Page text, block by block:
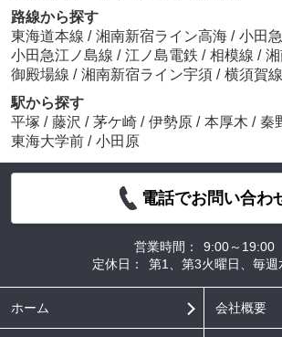
路線から探す
東海道本線 / 湘南新宿ライン高海 / 小田
小田急江ノ島線 / 江ノ島電鉄 / 相模線 /
御殿場線 / 湘南新宿ライン宇須 / 横須賀線
駅から探す
平塚 / 藤沢 / 茅ケ崎 / 伊勢原 / 本厚木 / 秦
東海大学前 / 小田原
電話でお問い合わ
営業時間：
9:00～19:00
定休日：
第1、第3火曜日、毎週
ホーム 会社概要